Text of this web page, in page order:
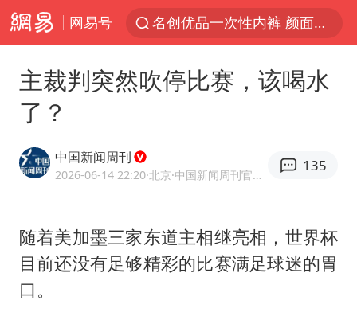
网易号
名创优品一次性内裤 颜面尽失
金饰克价一夜涨回1300元
梁家辉：到内地拍戏不是北上是回归
女主硬加吻戏短剧已下架
包文婧：二胎很难一碗水端平
主裁判突然吹停比赛，该喝水
了？
中国新闻周刊
2026-06-14 22:20·北京 ·中国新闻周刊官方网易号
135
随着美加墨三家东道主相继亮相，世界杯
目前还没有足够精彩的比赛满足球迷的胃
口。